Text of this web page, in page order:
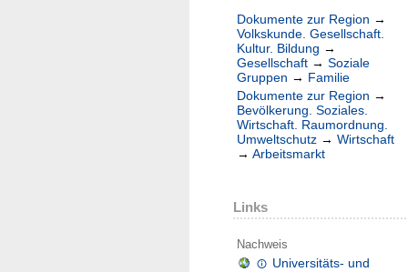
Dokumente zur Region →
Volkskunde. Gesellschaft.
Kultur. Bildung →
Gesellschaft → Soziale
Gruppen → Familie
Dokumente zur Region →
Bevölkerung. Soziales.
Wirtschaft. Raumordnung.
Umweltschutz → Wirtschaft
→ Arbeitsmarkt
Links
Nachweis
Universitäts- und